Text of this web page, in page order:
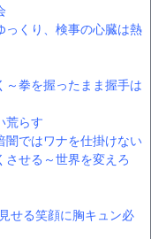
っくり、検事の心臓は熱
～拳を握ったまま握手は
荒らす
闇ではワナを仕掛けない
させる～世界を変えろ
せる笑顔に胸キュン必